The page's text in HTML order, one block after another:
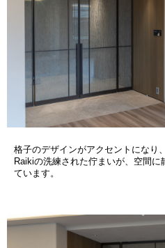
格子のデザインがアクセントになり
Raikiの洗練された佇まいが、空間
ています。